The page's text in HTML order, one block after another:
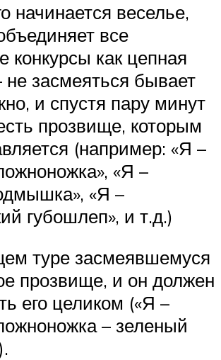
начинается веселье,
все
конкурсы как цепная
засмеяться бывает
и спустя пару минут
прозвище, которым
(например: «Я –
«Я –
«Я –
губошлеп», и т.д.)
туре засмеявшемуся
прозвище, и он должен
его целиком («Я –
– зеленый